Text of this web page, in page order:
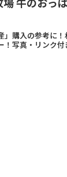
」購入の参考に
！写真・リンク付